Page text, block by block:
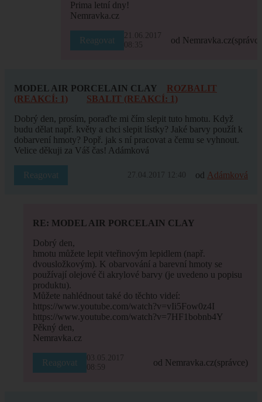
Prima letní dny!
Nemravka.cz
Reagovat
21.06.2017
08:35
od Nemravka.cz
MODEL AIR PORCELAIN CLAY
ROZBALIT
(REAKCÍ: 1)
SBALIT (REAKCÍ: 1)
Dobrý den, prosím, poraďte mi čím slepit tuto hmotu. Když
budu dělat např. květy a chci slepit lístky? Jaké barvy použít k
dobarvení hmoty? Popř. jak s ní pracovat a čemu se vyhnout.
Velice děkuji za Váš čas! Adámková
Reagovat 27.04.2017 12:40 od Adámková
RE: MODEL AIR PORCELAIN CLAY
Dobrý den,
hmotu můžete lepit vteřinovým lepidlem (např.
dvousložkovým). K obarvování a barevní hmoty se
používají olejové či akrylové barvy (je uvedeno u popisu
produktu).
Můžete nahlédnout také do těchto videí:
https://www.youtube.com/watch?v=vIi5Fow0z4I
https://www.youtube.com/watch?v=7HF1bobnb4Y
Pěkný den,
Nemravka.cz
Reagovat
03.05.2017
08:59
od Nemravka.cz(správce)